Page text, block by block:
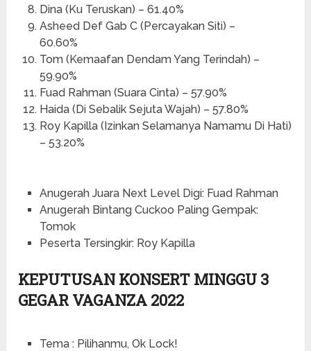
Dina (Ku Teruskan) – 61.40%
Asheed Def Gab C (Percayakan Siti) –
60.60%
Tom (Kemaafan Dendam Yang Terindah) –
59.90%
Fuad Rahman (Suara Cinta) – 57.90%
Haida (Di Sebalik Sejuta Wajah) – 57.80%
Roy Kapilla (Izinkan Selamanya Namamu Di Hati)
– 53.20%
Anugerah Juara Next Level Digi: Fuad Rahman
Anugerah Bintang Cuckoo Paling Gempak:
Tomok
Peserta Tersingkir: Roy Kapilla
KEPUTUSAN KONSERT MINGGU 3
GEGAR VAGANZA 2022
Tema : Pilihanmu, Ok Lock!